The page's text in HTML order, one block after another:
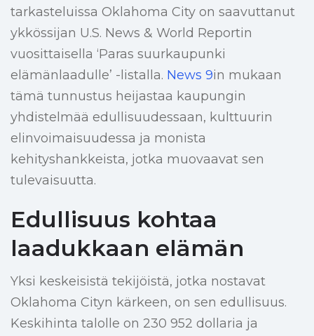
tarkasteluissa Oklahoma City on saavuttanut
ykkössijan U.S. News & World Reportin
vuosittaisella ‘Paras suurkaupunki
elämänlaadulle’ -listalla. News 9in mukaan
tämä tunnustus heijastaa kaupungin
yhdistelmää edullisuudessaan, kulttuurin
elinvoimaisuudessa ja monista
kehityshankkeista, jotka muovaavat sen
tulevaisuutta.
Edullisuus kohtaa
laadukkaan elämän
Yksi keskeisistä tekijöistä, jotka nostavat
Oklahoma Cityn kärkeen, on sen edullisuus.
Keskihinta talolle on 230 952 dollaria ja